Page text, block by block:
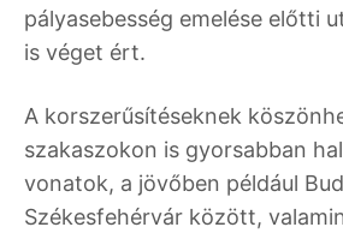
pályasebesség emelése előtti
is véget ért.
A korszerűsítéseknek
szakaszokon is gyorsabban
vonatok, a jövőben például
Székesfehérvár között,